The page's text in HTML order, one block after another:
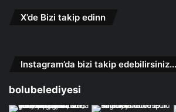
X’de Bizi takip edinn
Instagram’da bizi takip edebilirsiniz…
bolubelediyesi